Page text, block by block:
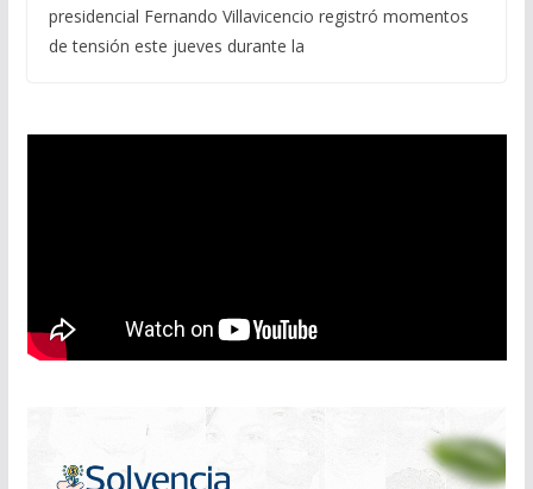
presidencial Fernando Villavicencio registró momentos
de tensión este jueves durante la